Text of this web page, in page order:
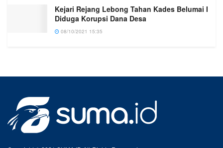
Kejari Rejang Lebong Tahan Kades Belumai I
Diduga Korupsi Dana Desa
08/10/2021 15:35